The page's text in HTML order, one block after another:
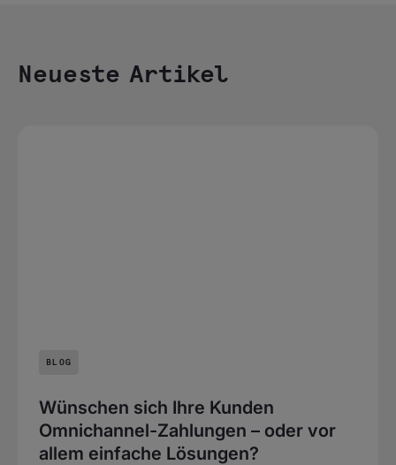
Neueste Artikel
BLOG
Wünschen sich Ihre Kunden
Omnichannel-Zahlungen – oder vor
allem einfache Lösungen?